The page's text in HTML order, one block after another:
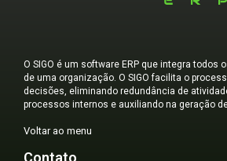
O SIGO é um software ERP que integra todos
de uma organização. O SIGO facilita o
decisões, eliminando redundância de
processos internos e auxiliando na geração
Voltar ao menu
Contato